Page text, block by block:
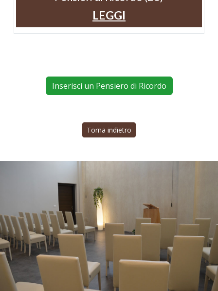
LEGGI
Inserisci un Pensiero di Ricordo
Torna indietro